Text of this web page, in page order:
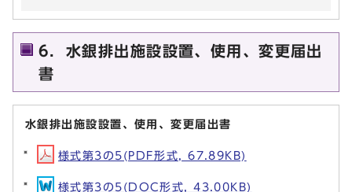
6．水銀排出施設設置、使用、変更届出
書
水銀排出施設設置、使用、変更届出書
様式第3の5(PDF形式, 67.89KB)
様式第3の5(DOC形式, 43.00KB)